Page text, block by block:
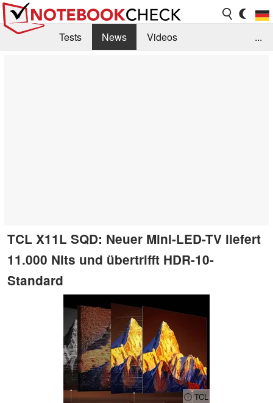
Tests News
Videos
...
TCL X11L SQD: Neuer Mini-LED-TV liefert
11.000 Nits und übertrifft HDR-10-
Standard
ⓘ TCL